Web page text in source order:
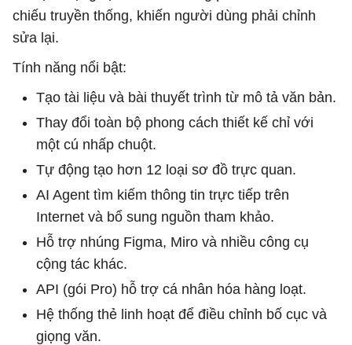
chiếu truyền thống, khiến người dùng phải chỉnh
sửa lại.
Tính năng nổi bật:
Tạo tài liệu và bài thuyết trình từ mô tả văn bản.
Thay đổi toàn bộ phong cách thiết kế chỉ với
một cú nhấp chuột.
Tự động tạo hơn 12 loại sơ đồ trực quan.
AI Agent tìm kiếm thông tin trực tiếp trên
Internet và bổ sung nguồn tham khảo.
Hỗ trợ nhúng Figma, Miro và nhiều công cụ
cộng tác khác.
API (gói Pro) hỗ trợ cá nhân hóa hàng loạt.
Hệ thống thẻ linh hoạt để điều chỉnh bố cục và
giọng văn.